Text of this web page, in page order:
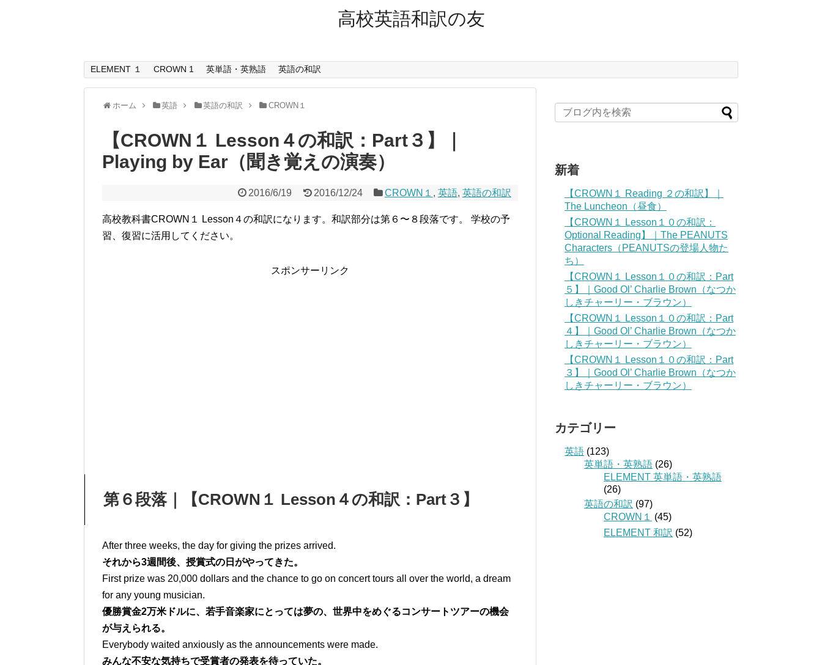
高校英語和訳の友
ELEMENT １ CROWN 1 英単語・英熟語 英語の和訳
ホーム 英語 英語の和訳 CROWN１
【CROWN１ Lesson４の和訳：Part３】｜
Playing by Ear（聞き覚えの演奏）
2016/6/19 2016/12/24 CROWN１ , 英語, 英語の和訳
高校教科書CROWN１ Lesson４の和訳になります。和訳部分は第６〜８段落です。 学校の予
習、復習に活用してください。
スポンサーリンク
第６段落｜【CROWN１ Lesson４の和訳：Part３】
After three weeks, the day for giving the prizes arrived.
それから3週間後、授賞式の日がやってきた。
First prize was 20,000 dollars and the chance to go on concert tours all over the world, a dream
for any young musician.
優勝賞金2万米ドルに、若手音楽家にとっては夢の、世界中をめぐるコンサートツアーの機会
が与えられる。
Everybody waited anxiously as the announcements were made.
みんな不安な気持ちで受賞者の発表を待っていた。
新着
【CROWN１ Reading ２の和訳】｜
The Luncheon（昼食）
【CROWN１ Lesson１０の和訳：
Optional Reading】｜The PEANUTS
Characters（PEANUTSの登場人物た
ち）
【CROWN１ Lesson１０の和訳：Part
５】｜Good Ol’ Charlie Brown（なつか
しきチャーリー・ブラウン）
【CROWN１ Lesson１０の和訳：Part
４】｜Good Ol’ Charlie Brown（なつか
しきチャーリー・ブラウン）
【CROWN１ Lesson１０の和訳：Part
３】｜Good Ol’ Charlie Brown（なつか
しきチャーリー・ブラウン）
カテゴリー
英語 (123)
英単語・英熟語 (26)
ELEMENT 英単語・英熟語
(26)
英語の和訳 (97)
CROWN１
(45)
ELEMENT 和訳 (52)